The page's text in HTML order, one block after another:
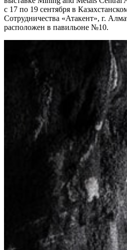
с 17 по 19 сентября в
Сотрудничества «Атакент», г.
расположен в павильоне №10.